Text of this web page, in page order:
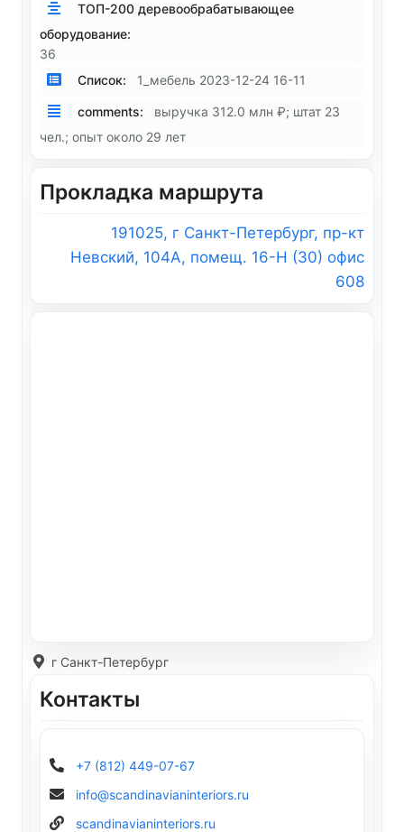
ТОП-200 деревообрабатывающее
оборудование:
36
Список:
1_мебель 2023-12-24 16-11
comments:
выручка 312.0 млн ₽; штат 23
чел.; опыт около 29 лет
Прокладка маршрута
191025, г Санкт-Петербург, пр-кт
Невский, 104А, помещ. 16-Н (30) офис
608
г Санкт-Петербург
Контакты
+7 (812) 449-07-67
info@scandinavianinteriors.ru
scandinavianinteriors.ru